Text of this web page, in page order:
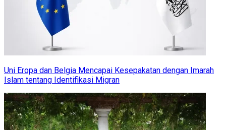
Uni Eropa dan Belgia Mencapai Kesepakatan dengan Imarah
Islam tentang Identifikasi Migran